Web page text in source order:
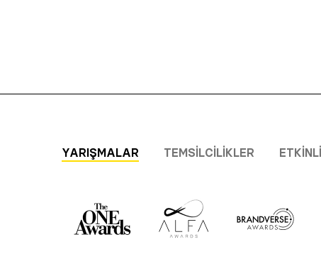
YARIŞMALAR TEMSILCILIKLER